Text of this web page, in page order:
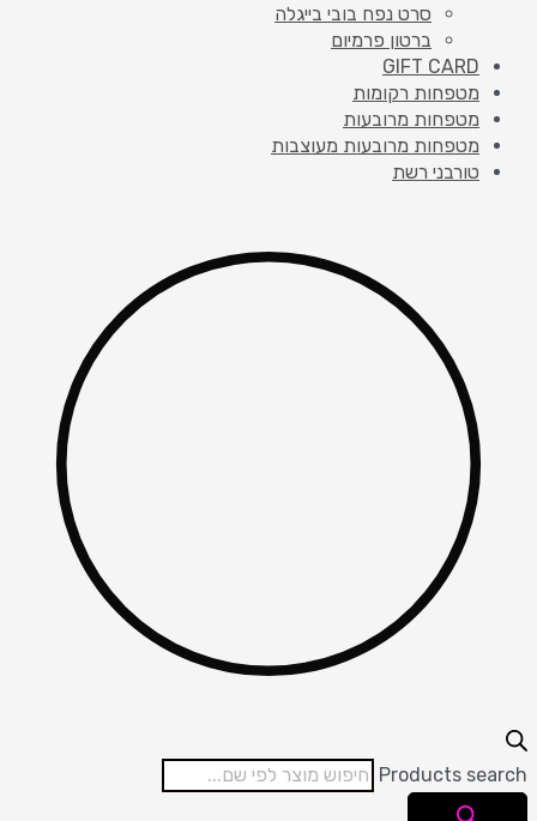
סרט נפח בובי בייגלה
ברטון פרמיום
GIFT CARD
מטפחות רקומות
מטפחות מרובעות
מטפחות מרובעות מעוצבות
טורבני רשת
Products search